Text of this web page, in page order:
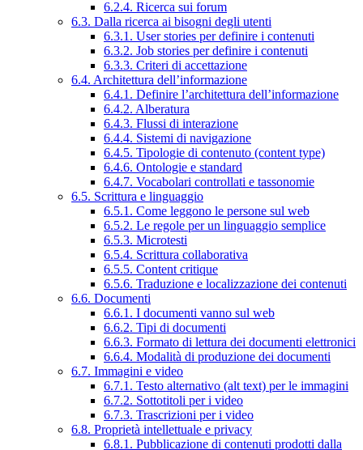
6.2.4. Ricerca sui forum
6.3. Dalla ricerca ai bisogni degli utenti
6.3.1. User stories per definire i contenuti
6.3.2. Job stories per definire i contenuti
6.3.3. Criteri di accettazione
6.4. Architettura dell’informazione
6.4.1. Definire l’architettura dell’informazione
6.4.2. Alberatura
6.4.3. Flussi di interazione
6.4.4. Sistemi di navigazione
6.4.5. Tipologie di contenuto (content type)
6.4.6. Ontologie e standard
6.4.7. Vocabolari controllati e tassonomie
6.5. Scrittura e linguaggio
6.5.1. Come leggono le persone sul web
6.5.2. Le regole per un linguaggio semplice
6.5.3. Microtesti
6.5.4. Scrittura collaborativa
6.5.5. Content critique
6.5.6. Traduzione e localizzazione dei contenuti
6.6. Documenti
6.6.1. I documenti vanno sul web
6.6.2. Tipi di documenti
6.6.3. Formato di lettura dei documenti elettronici
6.6.4. Modalità di produzione dei documenti
6.7. Immagini e video
6.7.1. Testo alternativo (alt text) per le immagini
6.7.2. Sottotitoli per i video
6.7.3. Trascrizioni per i video
6.8. Proprietà intellettuale e privacy
6.8.1. Pubblicazione di contenuti prodotti dalla